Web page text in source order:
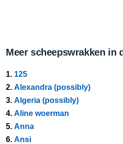
Meer scheepswrakken in
1. 125
2. Alexandra (possibly)
3. Algeria (possibly)
4. Aline woerman
5. Anna
6. Ansi